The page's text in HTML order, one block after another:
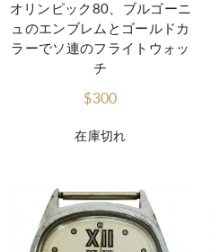
在庫切れ
オリンピック80、ブルゴーニ
ュのエンブレムとゴールドカ
ラーでソ連のフライトウォッ
チ
$300